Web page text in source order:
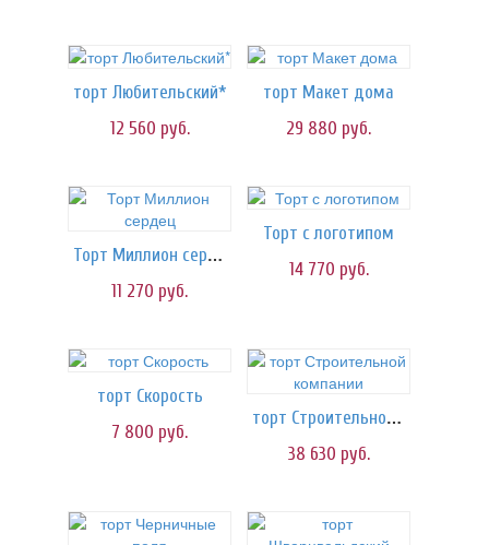
торт Любительский*
12 560 руб.
торт Макет дома
29 880 руб.
Торт Миллион сердец
11 270 руб.
Торт с логотипом
14 770 руб.
торт Скорость
7 800 руб.
торт Строительной компании
38 630 руб.